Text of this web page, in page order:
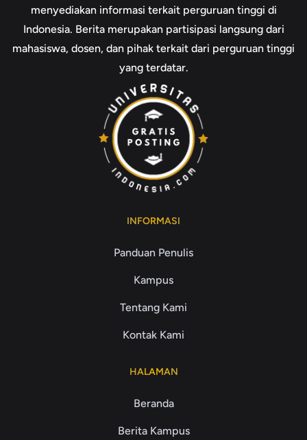
menyediakan informasi terkait perguruan tinggi di
Indonesia. Berita merupakan partisipasi langsung dari
mahasiswa, dosen, dan pihak terkait dari perguruan tinggi
yang terdatar.
INFORMASI
Panduan Penulis
Kampus
Tentang Kami
Kontak Kami
HALAMAN
Beranda
Berita Kampus